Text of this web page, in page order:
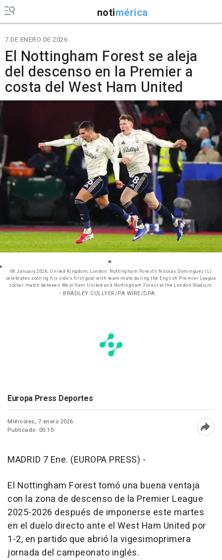
notimérica
7 DE ENERO DE 2026
El Nottingham Forest se aleja
del descenso en la Premier a
costa del West Ham United
06 January 2026, United Kingdom, London: Nottingham Forest's Nicolas Dominguez (L)
celebrates scoring his side's first goal with team-mate during the English Premier League
soccer match between West Ham United and Nottingham Forest at the London Stadium.
- BRADLEY COLLYER/PA WIRE/DPA
Europa Press Deportes
Miércoles, 7 enero 2026
Publicado: 00:10
MADRID 7 Ene. (EUROPA PRESS) -
El Nottingham Forest tomó una buena ventaja
con la zona de descenso de la Premier League
2025-2026 después de imponerse este martes
en el duelo directo ante el West Ham United por
1-2, en partido que abrió la vigesimoprimera
jornada del campeonato inglés.